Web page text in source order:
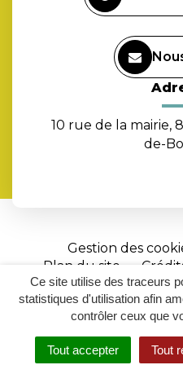
Ce site utilise des traceurs
statistiques d'utilisation afin
contrôler ceux que
Tout accepter Tout
10 rue de la mairie,
de-
Gestion des
Plan du site
Site
par